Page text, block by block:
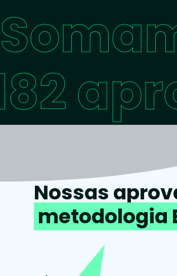
Nossas
metodologia